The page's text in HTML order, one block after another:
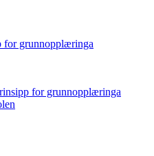
for grunnopplæringa
for grunnopplæringa